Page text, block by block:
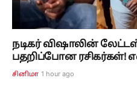
நடிகர் விஷாலின்
பதறிப்போன ரசிகர்கள்!
சினிமா 1 hour ago